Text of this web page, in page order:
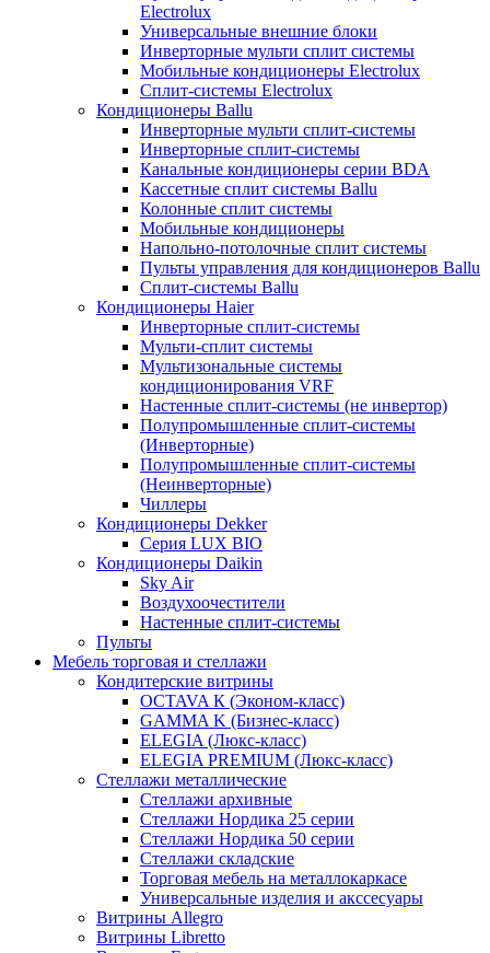
Electrolux
Универсальные внешние блоки
Инверторные мульти сплит системы
Мобильные кондиционеры Electrolux
Сплит-системы Electrolux
Кондиционеры Ballu
Инверторные мульти сплит-системы
Инверторные сплит-системы
Канальные кондиционеры серии BDA
Кассетные сплит системы Ballu
Колонные сплит системы
Мобильные кондиционеры
Напольно-потолочные сплит системы
Пульты управления для кондиционеров Ballu
Сплит-системы Ballu
Кондиционеры Haier
Инверторные сплит-системы
Мульти-сплит системы
Мультизональные системы
кондиционирования VRF
Настенные сплит-системы (не инвертор)
Полупромышленные сплит-системы
(Инверторные)
Полупромышленные сплит-системы
(Неинверторные)
Чиллеры
Кондиционеры Dekker
Серия LUX BIO
Кондиционеры Daikin
Sky Air
Воздухоочестители
Настенные сплит-системы
Пульты
Мебель торговая и стеллажи
Кондитерские витрины
OCTAVA К (Эконом-класс)
GAMMA K (Бизнес-класс)
ELEGIA (Люкс-класс)
ELEGIA PREMIUM (Люкс-класс)
Стеллажи металлические
Стеллажи архивные
Стеллажи Нордика 25 серии
Стеллажи Нордика 50 серии
Стеллажи складские
Торговая мебель на металлокаркасе
Универсальные изделия и акссесуары
Витрины Allegro
Витрины Libretto